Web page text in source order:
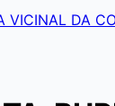
VICINAL DA